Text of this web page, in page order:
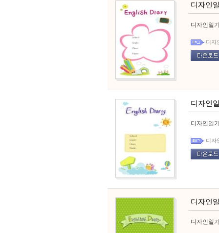
디자인
디자인일
디자
디자인
디자인일
디자
디자인
디자인일